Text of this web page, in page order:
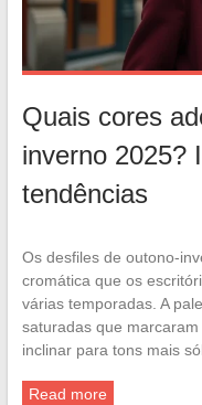
Quais cores
inverno 2025?
tendências
Os desfiles de outono-
cromática que os
várias temporadas. A
saturadas que
inclinar para tons mais
Read more